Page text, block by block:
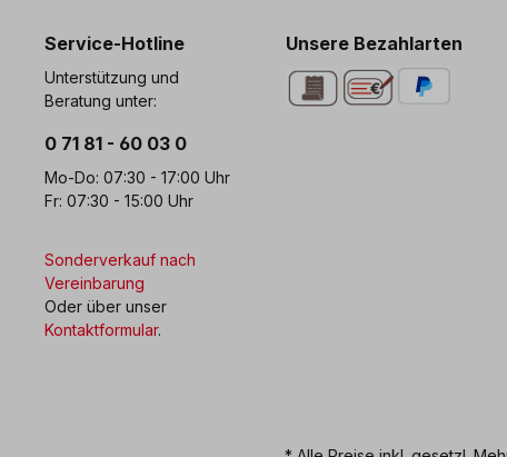
Service-Hotline
Unterstützung und
Beratung unter:
0 71 81 - 60 03 0
Mo-Do: 07:30 - 17:00 Uhr
Fr: 07:30 - 15:00 Uhr
Sonderverkauf nach
Vereinbarung
Oder über unser
Kontaktformular.
Unsere Bezahlarten